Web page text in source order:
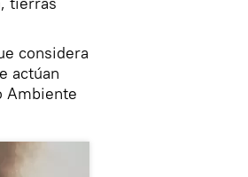
considera
actúan
Ambiente